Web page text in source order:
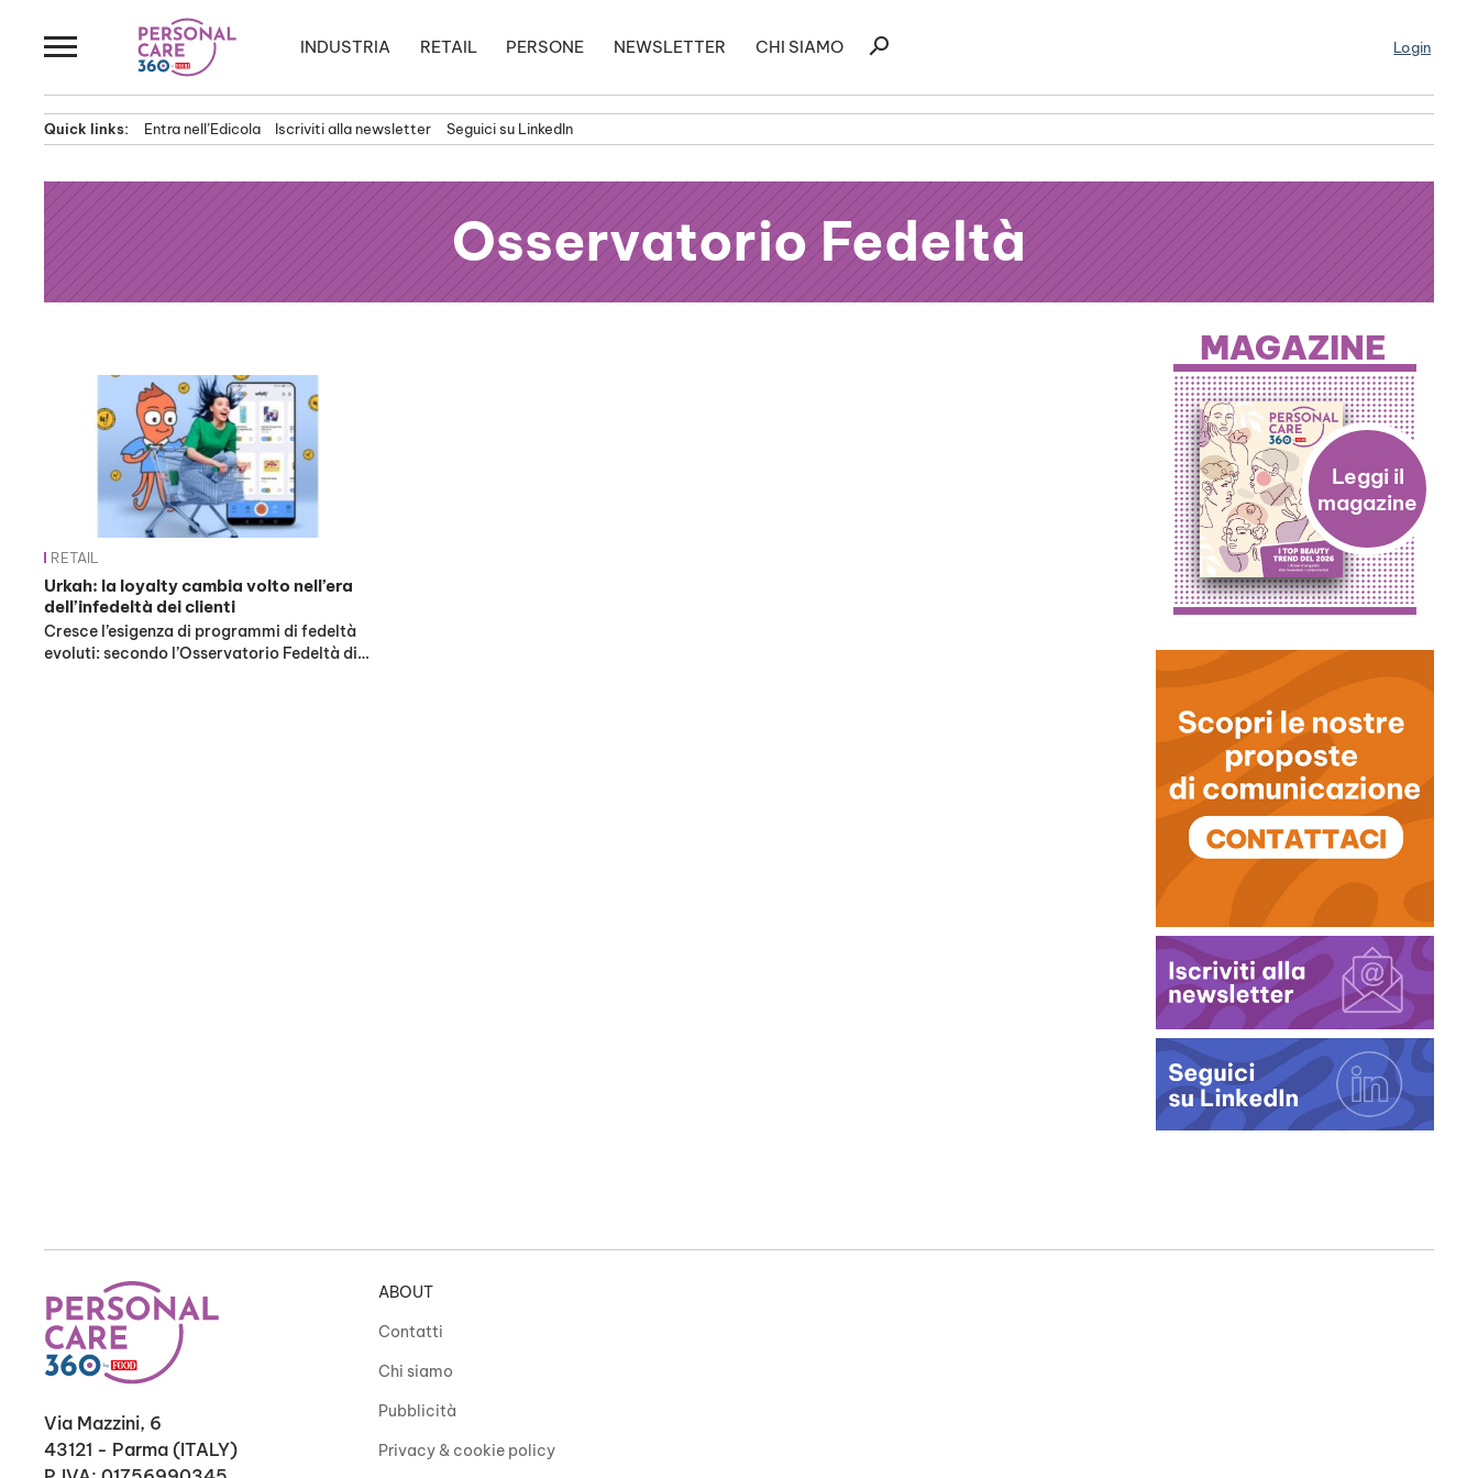
al
INDUSTRIA RETAIL PERSONE NEWSLETTER CHI SIAMO
Ricerca
search Login
Quick links: Entra nell’Edicola Iscriviti alla newsletter Seguici su LinkedIn
Osservatorio Fedeltà
RETAIL
Urkah: la loyalty cambia volto nell’era
dell’infedeltà dei clienti
Cresce l’esigenza di programmi di fedeltà
evoluti: secondo l’Osservatorio Fedeltà di…
MAGAZINE
Via Mazzini, 6
43121 - Parma (ITALY)
ABOUT
Contatti
Chi siamo
Pubblicità
Privacy & cookie policy